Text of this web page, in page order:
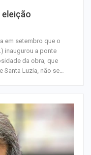
em setembro que o
inaugurou a ponte
da obra, que
Luzia, não se…